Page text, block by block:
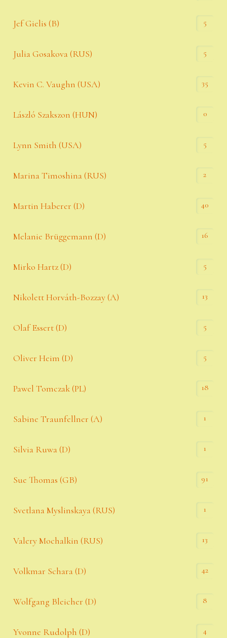
Jef Gielis (B) 5
Julia Gosakova (RUS) 5
Kevin C. Vaughn (USA) 35
László Szakszon (HUN) 0
Lynn Smith (USA) 5
Marina Timoshina (RUS) 2
Martin Haberer (D) 40
Melanie Brüggemann (D) 16
Mirko Hartz (D) 5
Nikolett Horváth-Bozzay (A) 13
Olaf Essert (D) 5
Oliver Heim (D) 5
Pawel Tomczak (PL) 18
Sabine Traunfellner (A) 1
Silvia Ruwa (D) 1
Sue Thomas (GB) 91
Svetlana Myslinskaya (RUS) 1
Valery Mochalkin (RUS) 13
Volkmar Schara (D) 42
Wolfgang Bleicher (D) 8
Yvonne Rudolph (D) 4